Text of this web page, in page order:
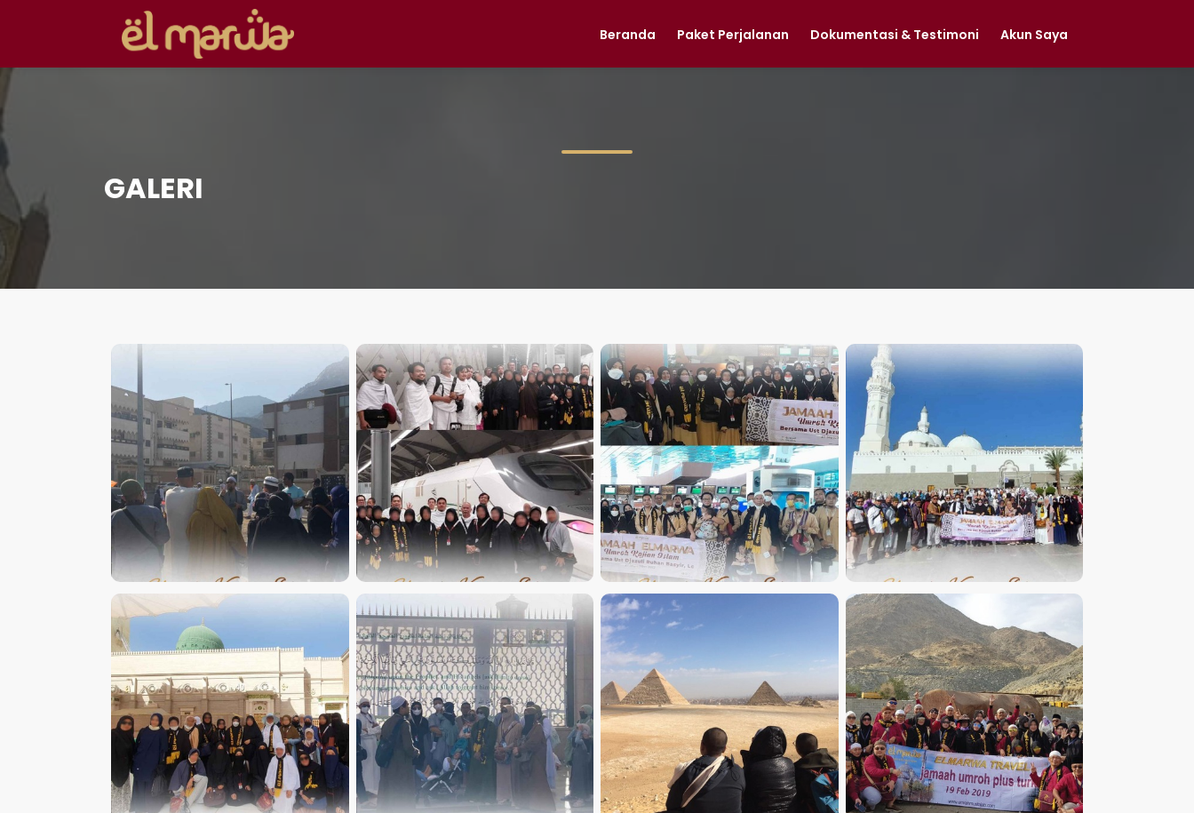
Beranda Paket Perjalanan Dokumentasi & Testimoni Akun Saya
GALERI
JAMAAH UMROH PLUS KAJIAN
ISLAM BERSAMA USTADZ
DJAZULI RUHAN BASYIR, LC
JAMAAH UMROH PLUS KAJIAN
ISLAM BERSAMA USTADZ
DJAZULI RUHAN BASYIR, LC
JAMAAH UMROH PLUS KAJIAN
ISLAM BERSAMA USTADZ
DJAZULI RUHAN BASYIR, LC
JAMAAH UMROH PLUS KAJIAN
ISLAM BERSAMA USTADZ
DJAZULI RUHAN BASYIR, LC
JAMAAH UMROH PLUS KAJIAN
ISLAM BERSAMA USTADZ
DJAZULI RUHAN BASYIR, LC
JAMAAH UMROH PLUS KAJIAN
ISLAM BERSAMA USTADZ
DJAZULI RUHAN BASYIR, LC
MESIR TURKI